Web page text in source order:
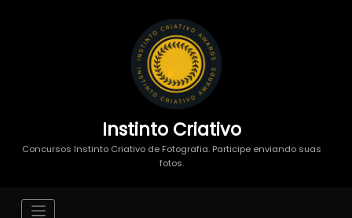
Instinto Criativo
Concursos Instinto Criativo de Fotografia. Participe enviando suas
fotos.